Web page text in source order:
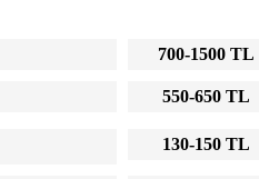
700-1500 TL
550-650 TL
130-150 TL